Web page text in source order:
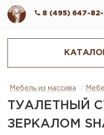
8 (495) 647-82-
Мебель из массива
ТУАЛЕТНЫЙ
ЗЕРКАЛОМ